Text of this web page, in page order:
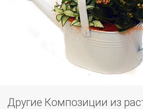
Другие Композиции из